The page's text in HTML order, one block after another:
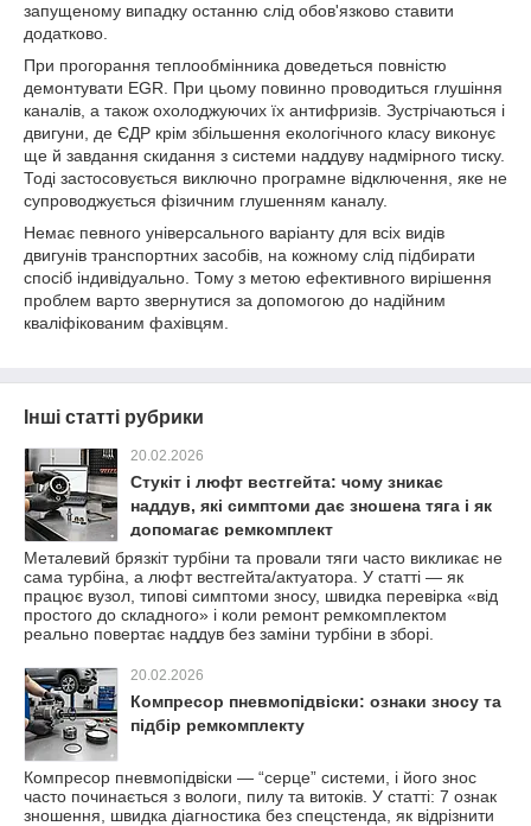
запущеному випадку останню слід обов'язково ставити
додатково.
При прогорання теплообмінника доведеться повністю
демонтувати EGR. При цьому повинно проводиться глушіння
каналів, а також охолоджуючих їх антифризів. Зустрічаються і
двигуни, де ЄДР крім збільшення екологічного класу виконує
ще й завдання скидання з системи наддуву надмірного тиску.
Тоді застосовується виключно програмне відключення, яке не
супроводжується фізичним глушенням каналу.
Немає певного універсального варіанту для всіх видів
двигунів транспортних засобів, на кожному слід підбирати
спосіб індивідуально. Тому з метою ефективного вирішення
проблем варто звернутися за допомогою до надійним
кваліфікованим фахівцям.
Інші статті рубрики
20.02.2026
Стукіт і люфт вестгейта: чому зникає
наддув, які симптоми дає зношена тяга і як
допомагає ремкомплект
Металевий брязкіт турбіни та провали тяги часто викликає не
сама турбіна, а люфт вестгейта/актуатора. У статті — як
працює вузол, типові симптоми зносу, швидка перевірка «від
простого до складного» і коли ремонт ремкомплектом
реально повертає наддув без заміни турбіни в зборі.
20.02.2026
Компресор пневмопідвіски: ознаки зносу та
підбір ремкомплекту
Компресор пневмопідвіски — “серце” системи, і його знос
часто починається з вологи, пилу та витоків. У статті: 7 ознак
зношення, швидка діагностика без спецстенда, як відрізнити